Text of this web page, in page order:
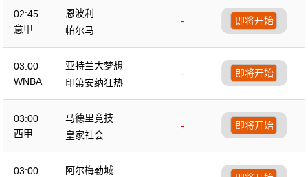
02:45
意甲
恩波利
-
帕尔马
即将开始
03:00
WNBA
亚特兰大梦想
-
印第安纳狂热
即将开始
03:00
西甲
马德里竞技
-
皇家社会
即将开始
03:00 阿尔梅勒城